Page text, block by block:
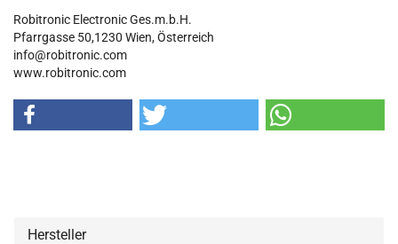
Robitronic Electronic Ges.m.b.H.
Pfarrgasse 50,1230 Wien, Österreich
info@robitronic.com
www.robitronic.com
Hersteller